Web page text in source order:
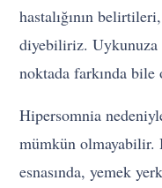
hastalığının
diyebiliriz. Uykunuza
noktada farkında
Hipersomnia
mümkün
esnasında, yemek